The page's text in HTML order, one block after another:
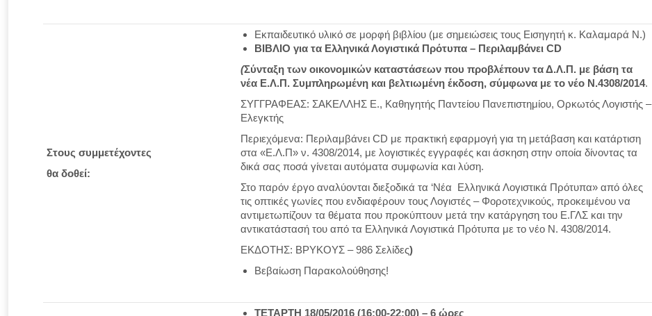
Στους συμμετέχοντες
θα δοθεί:
Εκπαιδευτικό υλικό σε μορφή βιβλίου (με σημειώσεις τους Εισηγητή κ. Καλαμαρά Ν.)
ΒΙΒΛΙΟ για τα Ελληνικά Λογιστικά Πρότυπα – Περιλαμβάνει CD
(Σύνταξη των οικονομικών καταστάσεων που προβλέπουν τα Δ.Λ.Π. με βάση τα
νέα Ε.Λ.Π. Συμπληρωμένη και βελτιωμένη έκδοση, σύμφωνα με το νέο Ν.4308/2014.
ΣΥΓΓΡΑΦΕΑΣ: ΣΑΚΕΛΛΗΣ Ε., Καθηγητής Παντείου Πανεπιστημίου, Ορκωτός Λογιστής –
Ελεγκτής
Περιεχόμενα: Περιλαμβάνει CD με πρακτική εφαρμογή για τη μετάβαση και κατάρτιση
στα «Ε.Λ.Π» ν. 4308/2014, με λογιστικές εγγραφές και άσκηση στην οποία δίνοντας τα
δικά σας ποσά γίνεται αυτόματα συμφωνία και λύση.
Στο παρόν έργο αναλύονται διεξοδικά τα ‘Νέα Ελληνικά Λογιστικά Πρότυπα» από όλες
τις οπτικές γωνίες που ενδιαφέρουν τους Λογιστές – Φοροτεχνικούς, προκειμένου να
αντιμετωπίζουν τα θέματα που προκύπτουν μετά την κατάργηση του Ε.ΓΛΣ και την
αντικατάστασή του από τα Ελληνικά Λογιστικά Πρότυπα με το νέο Ν. 4308/2014.
ΕΚΔΟΤΗΣ: ΒΡΥΚΟΥΣ – 986 Σελίδες)
Βεβαίωση Παρακολούθησης!
ΤΕΤΑΡΤΗ 18/05/2016 (16:00-22:00) – 6 ώρες